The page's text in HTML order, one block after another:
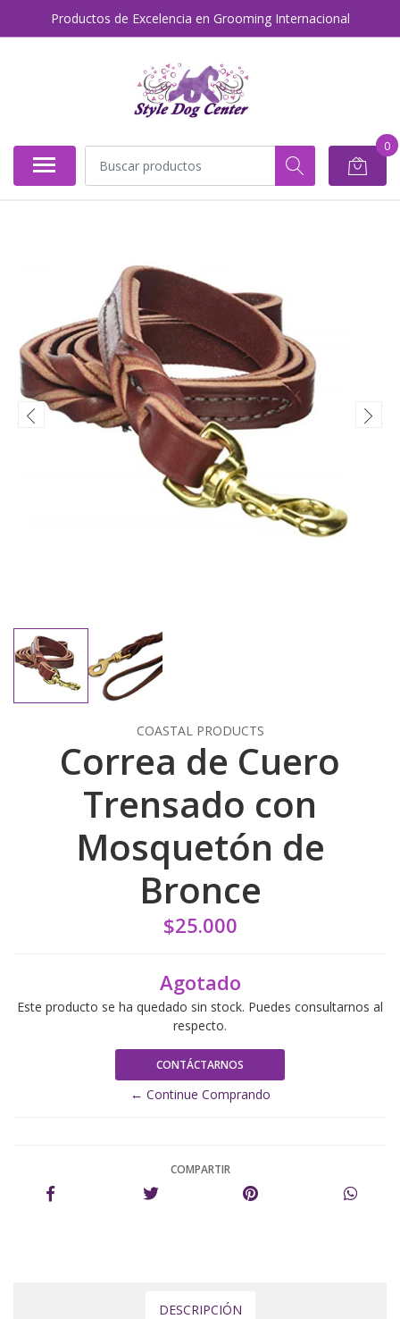
Productos de Excelencia en Grooming Internacional
0
COASTAL PRODUCTS
Correa de Cuero
Trensado con
Mosquetón de
Bronce
$25.000
Agotado
Este producto se ha quedado sin stock. Puedes consultarnos al
respecto.
CONTÁCTARNOS
← Continue Comprando
COMPARTIR
DESCRIPCIÓN